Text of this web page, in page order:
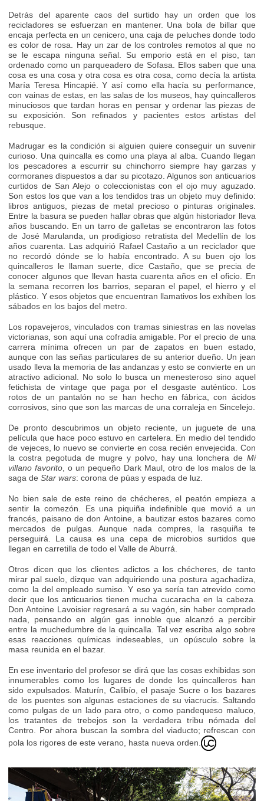
Detrás del aparente caos del surtido hay un orden que los
recicladores se esfuerzan en mantener. Una bola de billar que
encaja perfecta en un cenicero, una caja de peluches donde todo
es color de rosa. Hay un zar de los controles remotos al que no
se le escapa ninguna señal. Su emporio está en el piso, tan
ordenado como un parqueadero de Sofasa. Ellos saben que una
cosa es una cosa y otra cosa es otra cosa, como decía la artista
María Teresa Hincapié. Y así como ella hacía su performance,
con vainas de estas, en las salas de los museos, hay quincalleros
minuciosos que tardan horas en pensar y ordenar las piezas de
su exposición. Son refinados y pacientes estos artistas del
rebusque.
Madrugar es la condición si alguien quiere conseguir un suvenir
curioso. Una quincalla es como una playa al alba. Cuando llegan
los pescadores a escurrir su chinchorro siempre hay garzas y
cormoranes dispuestos a dar su picotazo. Algunos son anticuarios
curtidos de San Alejo o coleccionistas con el ojo muy aguzado.
Son estos los que van a los tendidos tras un objeto muy definido:
libros antiguos, piezas de metal precioso o pinturas originales.
Entre la basura se pueden hallar obras que algún historiador lleva
años buscando. En un tarro de galletas se encontraron las fotos
de José Marulanda, un prodigioso retratista del Medellín de los
años cuarenta. Las adquirió Rafael Castaño a un reciclador que
no recordó dónde se lo había encontrado. A su buen ojo los
quincalleros le llaman suerte, dice Castaño, que se precia de
conocer algunos que llevan hasta cuarenta años en el oficio. En
la semana recorren los barrios, separan el papel, el hierro y el
plástico. Y esos objetos que encuentran llamativos los exhiben los
sábados en los bajos del metro.
Los ropavejeros, vinculados con tramas siniestras en las novelas
victorianas, son aquí una cofradía amigable. Por el precio de una
carrera mínima ofrecen un par de zapatos en buen estado,
aunque con las señas particulares de su anterior dueño. Un jean
usado lleva la memoria de las andanzas y esto se convierte en un
atractivo adicional. No solo lo busca un menesteroso sino aquel
fetichista de vintage que paga por el desgaste auténtico. Los
rotos de un pantalón no se han hecho en fábrica, con ácidos
corrosivos, sino que son las marcas de una corraleja en Sincelejo.
De pronto descubrimos un objeto reciente, un juguete de una
película que hace poco estuvo en cartelera. En medio del tendido
de vejeces, lo nuevo se convierte en cosa recién envejecida. Con
la costra pegotuda de mugre y polvo, hay una lonchera de Mi
villano favorito , o un pequeño Dark Maul, otro de los malos de la
saga deStar wars: corona de púas y espada de luz.
No bien sale de este reino de chécheres, el peatón empieza a
sentir la comezón. Es una piquiña indefinible que movió a un
francés, paisano de don Antoine, a bautizar estos bazares como
mercados de pulgas. Aunque nada compres, la rasquiña te
perseguirá. La causa es una cepa de microbios surtidos que
llegan en carretilla de todo el Valle de Aburrá.
Otros dicen que los clientes adictos a los chécheres, de tanto
mirar pal suelo, dizque van adquiriendo una postura agachadiza,
como la del empleado sumiso. Y eso ya sería tan atrevido como
decir que los anticuarios tienen mucha cucaracha en la cabeza.
Don Antoine Lavoisier regresará a su vagón, sin haber comprado
nada, pensando en algún gas innoble que alcanzó a percibir
entre la muchedumbre de la quincalla. Tal vez escriba algo sobre
esas reacciones químicas indeseables, un opúsculo sobre la
masa reunida en el bazar.
En ese inventario del profesor se dirá que las cosas exhibidas son
innumerables como los lugares de donde los quincalleros han
sido expulsados. Maturín, Calibío, el pasaje Sucre o los bazares
de los puentes son algunas estaciones de su viacrucis. Saltando
como pulgas de un lado para otro, o como pandequeso maluco,
los tratantes de trebejos son la verdadera tribu nómada del
Centro. Por ahora buscan la sombra del viaducto; refrescan con
pola los rigores de este verano, hasta nueva orden.